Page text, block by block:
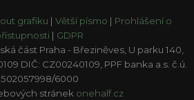
grafiku | Větší písmo | Prohlášení o
| GDPR
část Praha - Březiněves, U parku 140,
DIČ: CZ00240109, PPF banka a.s. č.ú.
502057998/6000
stránek onehalf.cz